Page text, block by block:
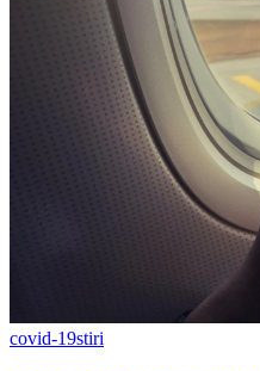
covid-19stiri